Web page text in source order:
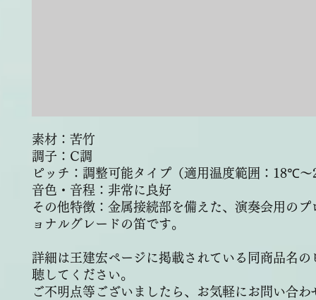
素材：苦竹
調子：C調
ピッチ：調整可能タイプ（適用温度範囲：18℃
音色・音程：非常に良好
その他特徴：金属接続部を備えた、演奏会用のプ
ョナルグレードの笛です。
詳細は王建宏ページに掲載されている同商品名の
聴してください。
ご不明点等ございましたら、お気軽にお問い合わ